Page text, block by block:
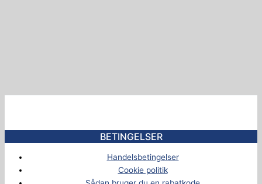
BETINGELSER
Handelsbetingelser
Cookie politik